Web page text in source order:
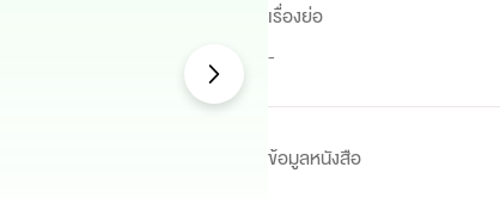
เรื่องย่อ
-
ข้อมูลหนังสือ